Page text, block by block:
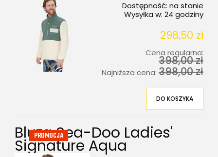
Dostępność: na stanie
Wysyłka w: 24 godziny
298,50 zł
Cena regularna:
398,00 zł
Najniższa cena: 398,00 zł
DO KOSZYKA
Bluza Sea-Doo Ladies'
Signature Aqua
PROMOCJA